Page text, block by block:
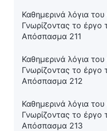
Καθημερινά λόγια
Γνωρίζοντας το έργο
Απόσπασμα 211
Καθημερινά λόγια
Γνωρίζοντας το έργο
Απόσπασμα 212
Καθημερινά λόγια
Γνωρίζοντας το έργο
Απόσπασμα 213